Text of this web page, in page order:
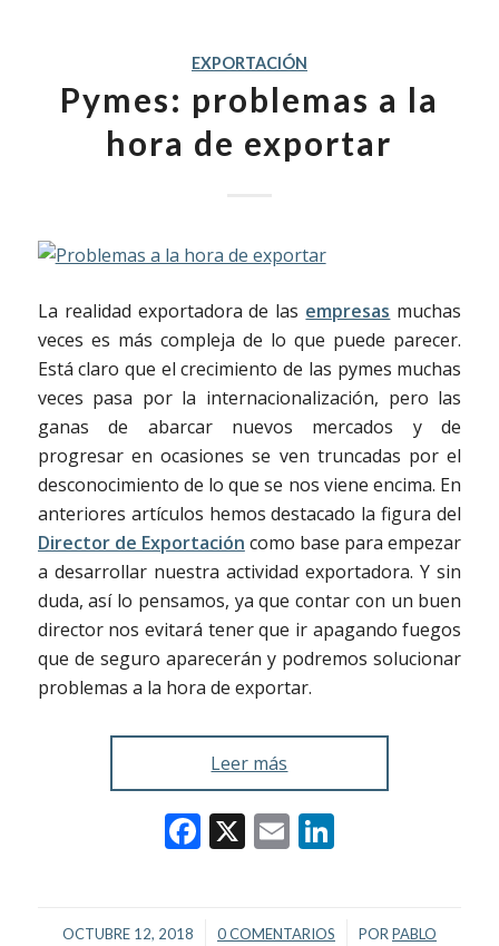
EXPORTACIÓN
Pymes: problemas a la
hora de exportar
La realidad exportadora de las empresas muchas
veces es más compleja de lo que puede parecer.
Está claro que el crecimiento de las pymes muchas
veces pasa por la internacionalización, pero las
ganas de abarcar nuevos mercados y de
progresar en ocasiones se ven truncadas por el
desconocimiento de lo que se nos viene encima. En
anteriores artículos hemos destacado la figura del
Director de Exportación como base para empezar
a desarrollar nuestra actividad exportadora. Y sin
duda, así lo pensamos, ya que contar con un buen
director nos evitará tener que ir apagando fuegos
que de seguro aparecerán y podremos solucionar
problemas a la hora de exportar.
Leer más
Facebook
X EmailLinkedIn
OCTUBRE 12, 2018
/ 0 COMENTARIOS
/ POR PABLO